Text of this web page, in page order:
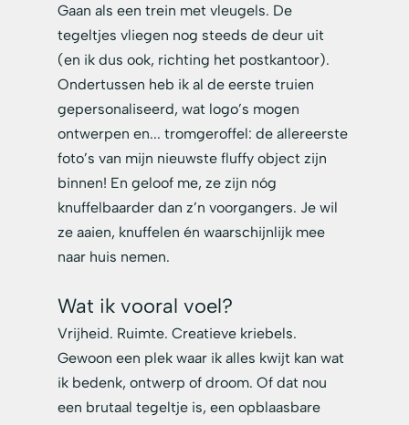
Gaan als een trein met vleugels. De
tegeltjes vliegen nog steeds de deur uit
(en ik dus ook, richting het postkantoor).
Ondertussen heb ik al de eerste truien
gepersonaliseerd, wat logo’s mogen
ontwerpen en... tromgeroffel: de allereerste
foto’s van mijn nieuwste fluffy object zijn
binnen! En geloof me, ze zijn nóg
knuffelbaarder dan z’n voorgangers. Je wil
ze aaien, knuffelen én waarschijnlijk mee
naar huis nemen.
Wat ik vooral voel?
Vrijheid. Ruimte. Creatieve kriebels.
Gewoon een plek waar ik alles kwijt kan wat
ik bedenk, ontwerp of droom. Of dat nou
een brutaal tegeltje is, een opblaasbare